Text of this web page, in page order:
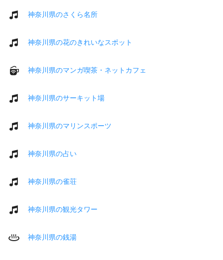
神奈川県のさくら名所
神奈川県の花のきれいなスポット
神奈川県のマンガ喫茶・ネットカフェ
神奈川県のサーキット場
神奈川県のマリンスポーツ
神奈川県の占い
神奈川県の雀荘
神奈川県の観光タワー
神奈川県の銭湯